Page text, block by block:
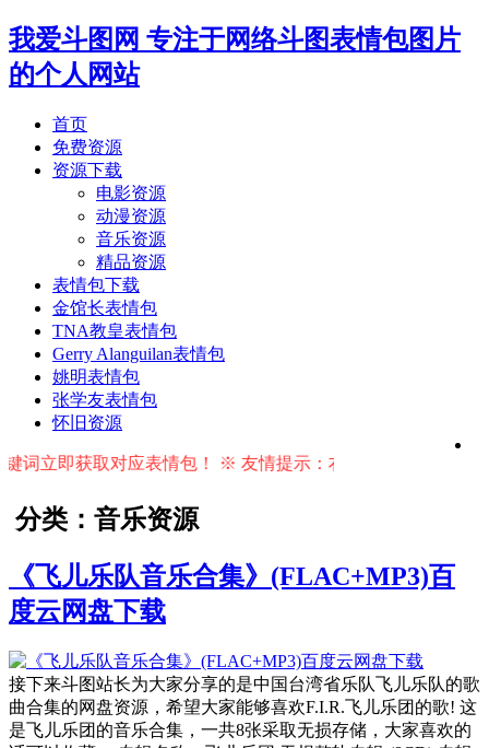
我爱斗图网 专注于网络斗图表情包图片
的个人网站
首页
免费资源
资源下载
电影资源
动漫资源
音乐资源
精品资源
表情包下载
金馆长表情包
TNA教皇表情包
Gerry Alanguilan表情包
姚明表情包
张学友表情包
怀旧资源
立即获取对应表情包！ ※ 友情提示：右上角输入搜索词按回
分类：音乐资源
《飞儿乐队音乐合集》(FLAC+MP3)百
度云网盘下载
接下来斗图站长为大家分享的是中国台湾省乐队飞儿乐队的歌
曲合集的网盘资源，希望大家能够喜欢F.I.R.飞儿乐团的歌! 这
是飞儿乐团的音乐合集，一共8张采取无损存储，大家喜欢的